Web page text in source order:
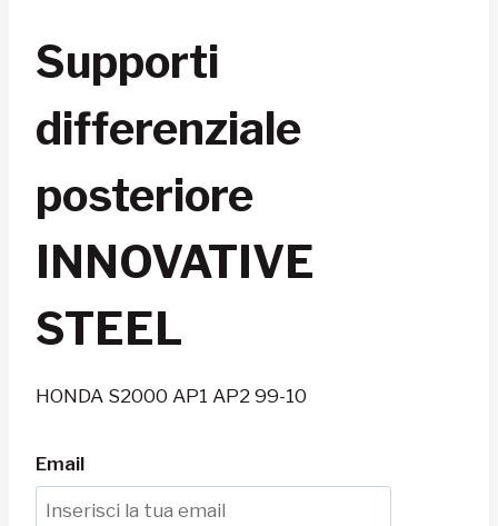
Supporti
differenziale
posteriore
INNOVATIVE
STEEL
HONDA S2000 AP1 AP2 99-10
Email